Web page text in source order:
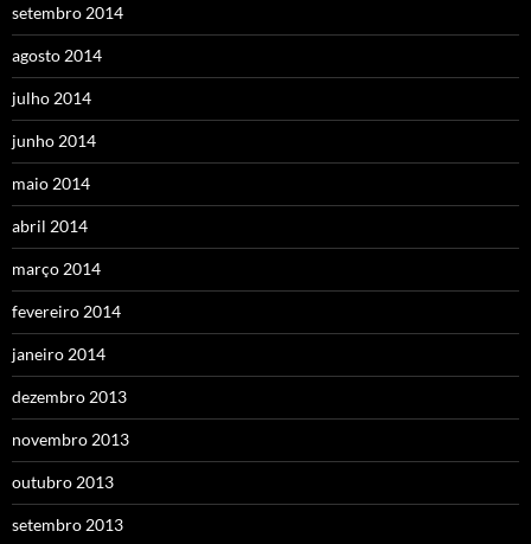
setembro 2014
agosto 2014
julho 2014
junho 2014
maio 2014
abril 2014
março 2014
fevereiro 2014
janeiro 2014
dezembro 2013
novembro 2013
outubro 2013
setembro 2013